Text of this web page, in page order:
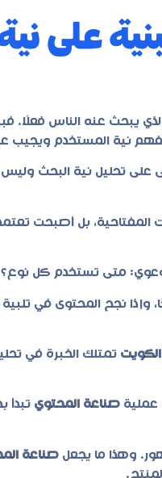
على
يبحث عنه الناس فعلًا.
يفهم نية المستخدم ويجيب
على تحليل نية البحث وليس
المفتاحية، بل أصبحت
متى تستخدم كل نوع؟
نجح المحتوى في
تمتلك الخبرة في
صناعة المحتوي تبدأ
وهذا ما يجعل صناعة